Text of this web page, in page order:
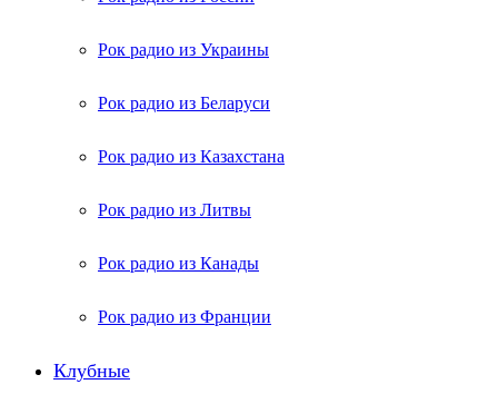
Рок радио из Украины
Рок радио из Беларуси
Рок радио из Казахстана
Рок радио из Литвы
Рок радио из Канады
Рок радио из Франции
Клубные